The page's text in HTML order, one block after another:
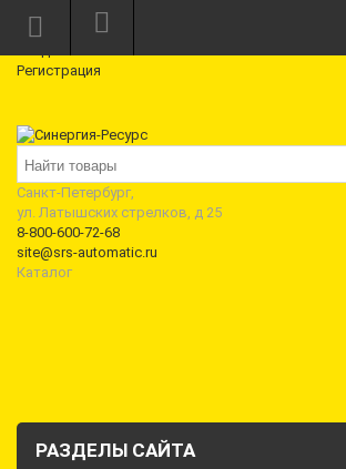
Режим работы: Пн—Пт: 10:00—18:00
Регистрация
Санкт-Петербург,
ул. Латышских стрелков, д 25
8-800-600-72-68
site@srs-automatic.ru
Каталог
РАЗДЕЛЫ САЙТА